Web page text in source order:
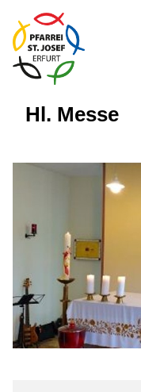
Hl. Messe